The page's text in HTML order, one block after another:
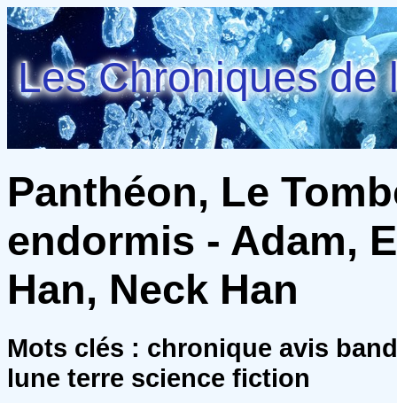
Les Chroniques de
Panthéon, Le
endormis - Adam,
Han, Neck Han
Mots clés : chronique avis
lune terre science fiction